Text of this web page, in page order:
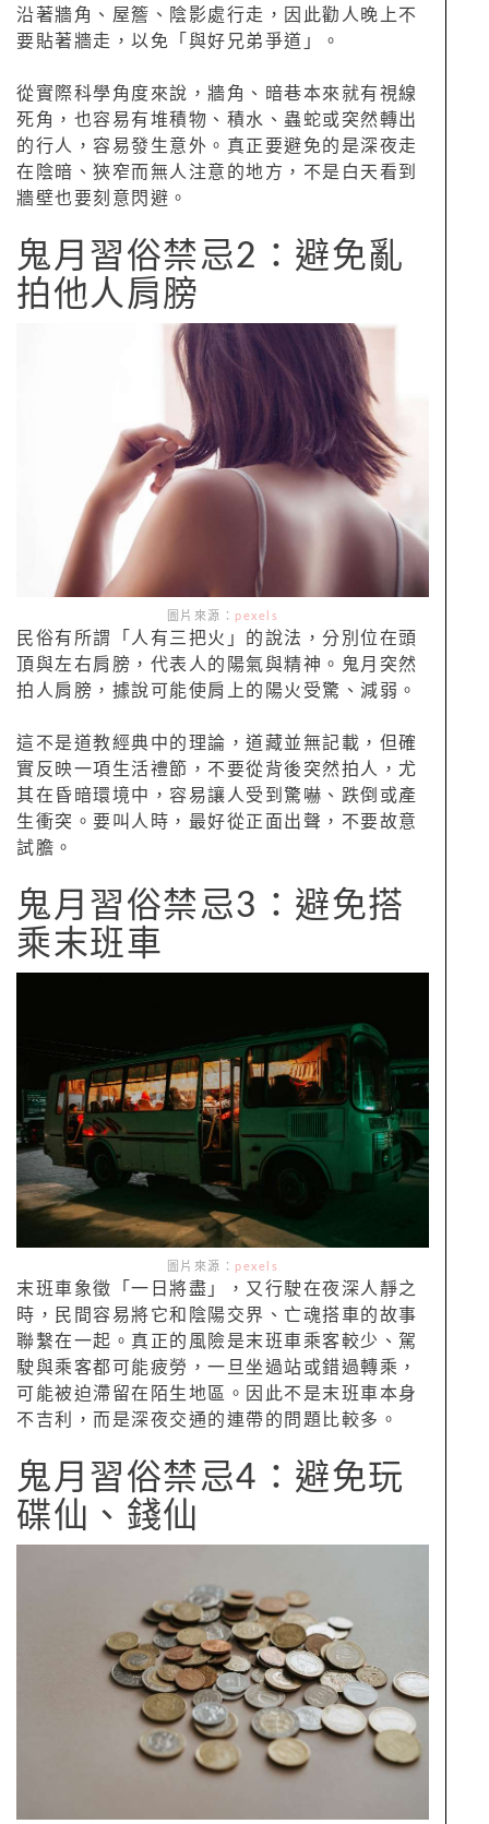
沿著牆角、屋簷、陰影處行走，因此勸人晚上不
要貼著牆走，以免「與好兄弟爭道」。
從實際科學角度來說，牆角、暗巷本來就有視線
死角，也容易有堆積物、積水、蟲蛇或突然轉出
的行人，容易發生意外。真正要避免的是深夜走
在陰暗、狹窄而無人注意的地方，不是白天看到
牆壁也要刻意閃避。
鬼月習俗禁忌2：避免亂
拍他人肩膀
圖片來源： pexels
民俗有所謂「人有三把火」的說法，分別位在頭
頂與左右肩膀，代表人的陽氣與精神。鬼月突然
拍人肩膀，據說可能使肩上的陽火受驚、減弱。
這不是道教經典中的理論，道藏並無記載，但確
實反映一項生活禮節，不要從背後突然拍人，尤
其在昏暗環境中，容易讓人受到驚嚇、跌倒或產
生衝突。要叫人時，最好從正面出聲，不要故意
試膽。
鬼月習俗禁忌3：避免搭
乘末班車
圖片來源： pexels
末班車象徵「一日將盡」，又行駛在夜深人靜之
時，民間容易將它和陰陽交界、亡魂搭車的故事
聯繫在一起。真正的風險是末班車乘客較少、駕
駛與乘客都可能疲勞，一旦坐過站或錯過轉乘，
可能被迫滯留在陌生地區。因此不是末班車本身
不吉利，而是深夜交通的連帶的問題比較多。
鬼月習俗禁忌4：避免玩
碟仙、錢仙